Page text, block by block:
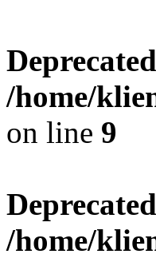
Deprecated
/home/
on line 9
Deprecated
/home/